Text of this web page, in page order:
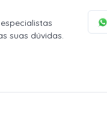
suas dúvidas.